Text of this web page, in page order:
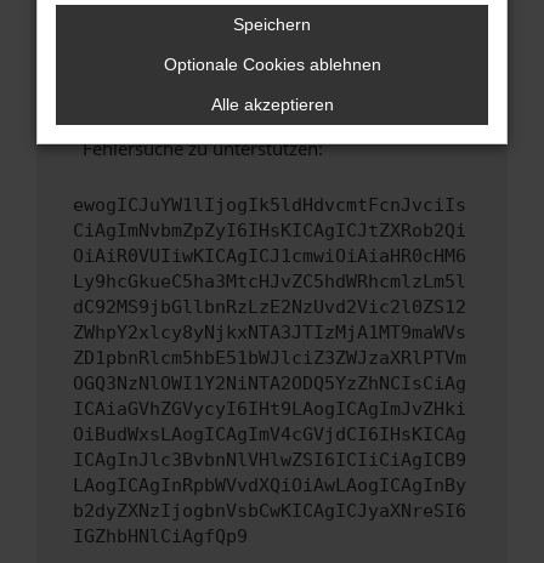
Wende dich an den Webseitenbetreiber.
Wenn du alle oben genannten Schritte versucht
hast, kontaktiere uns bitte. Wir werden
versuchen, das Problem zu beheben. Du kannst
uns diesen Text schicken, um uns bei der
Fehlersuche zu unterstützen:
ewogICJuYW1lIjogIk5ldHdvcmtFcnJvciIs
CiAgImNvbmZpZyI6IHsKICAgICJtZXRob2Qi
OiAiR0VUIiwKICAgICJ1cmwiOiAiaHR0cHM6
Ly9hcGkueC5ha3MtcHJvZC5hdWRhcmlzLm5l
dC92MS9jbGllbnRzLzE2NzUvd2Vic2l0ZS12
ZWhpY2xlcy8yNjkxNTA3JTIzMjA1MT9maWVs
ZD1pbnRlcm5hbE51bWJlciZ3ZWJzaXRlPTVm
OGQ3NzNlOWI1Y2NiNTA2ODQ5YzZhNCIsCiAg
ICAiaGVhZGVycyI6IHt9LAogICAgImJvZHki
OiBudWxsLAogICAgImV4cGVjdCI6IHsKICAg
ICAgInJlc3BvbnNlVHlwZSI6ICIiCiAgICB9
LAogICAgInRpbWVvdXQiOiAwLAogICAgInBy
b2dyZXNzIjogbnVsbCwKICAgICJyaXNreSI6
IGZhbHNlCiAgfQp9
Speichern
Optionale Cookies ablehnen
Alle akzeptieren